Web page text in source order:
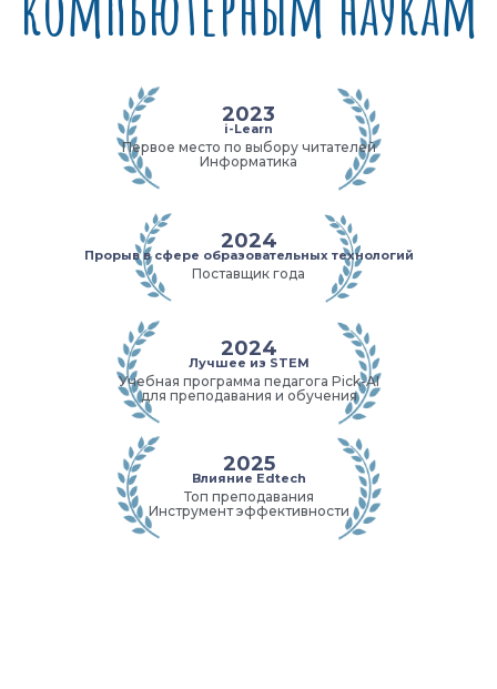
2023
i-Learn
Первое место по выбору читателей
Информатика
2024
Прорыв в сфере образовательных технологий
Поставщик года
2024
Лучшее из STEM
Учебная программа педагога Pick-AI
для преподавания и обучения
2025
Влияние Edtech
Топ преподавания
Инструмент эффективности